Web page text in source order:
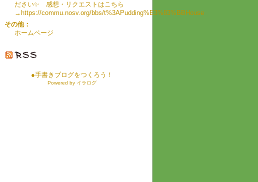
ださい✨️ 感想・リクエストはこちら
→https://commu.nosv.org/bbs/t%3APudding%E3%83%BBHouse
その他：
ホームページ
●手書きブログをつくろう！
Powered by イラログ